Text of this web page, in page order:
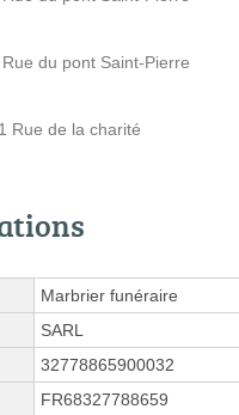
du pont Saint-Pierre
Rue de la charité
Marbrier funéraire
SARL
32778865900032
FR68327788659